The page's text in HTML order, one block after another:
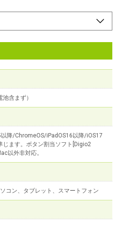
含まず）
降/ChromeOS/iPadOS16以降/iOS17
ます。ボタン割当ソフト[Digio2
以外非対応。
コン、タブレット、スマートフォン